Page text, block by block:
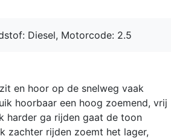
Diesel, Motorcode: 2.5
en hoor op de snelweg vaak
hoorbaar een hoog zoemend, vrij
harder ga rijden gaat de toon
zachter rijden zoemt het lager,